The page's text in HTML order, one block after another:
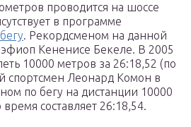
проводится на шоссе
в программе
. Рекордсменом на данной
эфиоп Кененисе Бекеле. В 2005
10000 метров за 26:18,52 (по
спортсмен Леонард Комон в
по бегу на дистанции 10000
составляет 26:18,54.